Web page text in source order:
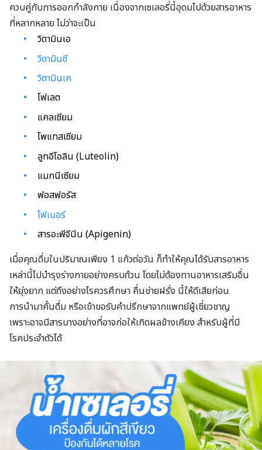
ควบคู่กับการออกกำลังกาย เนื่องจากเซเลอรี่นี้อุดมไปด้วยสารอาหาร
ที่หลากหลาย ไม่ว่าจะเป็น
วิตามินเอ
วิตามินซี
วิตามินเค
โฟเลต
แคลเซียม
โพแทสเซียม
ลูทอีโอลิน (Luteolin)
แมกนีเซียม
ฟอสฟอรัส
ไฟเบอร์
สารอะพีจีนีน (Apigenin)
เมื่อคุณดื่มในปริมาณเพียง 1 แก้วต่อวัน ก็ทำให้คุณได้รับสารอาหาร
เหล่านี้ไปบำรุงร่างกายอย่างครบถ้วน โดยไม่ต้องทานอาหารเสริมอื่น
ให้ยุ่งยาก แต่ถึงอย่างไรควรศึกษา คื่นช่ายฝรั่ง นี้ให้ดีเสียก่อน
การนำมาคั้นดื่ม หรือเข้าขอรับคำปรึกษาจากแพทย์ผู้เชี่ยวชาญ
เพราะอาจมีสารบางอย่างที่อาจก่อให้เกิดผลข้างเคียง สำหรับผู้ที่มี
โรคประจำตัวได้